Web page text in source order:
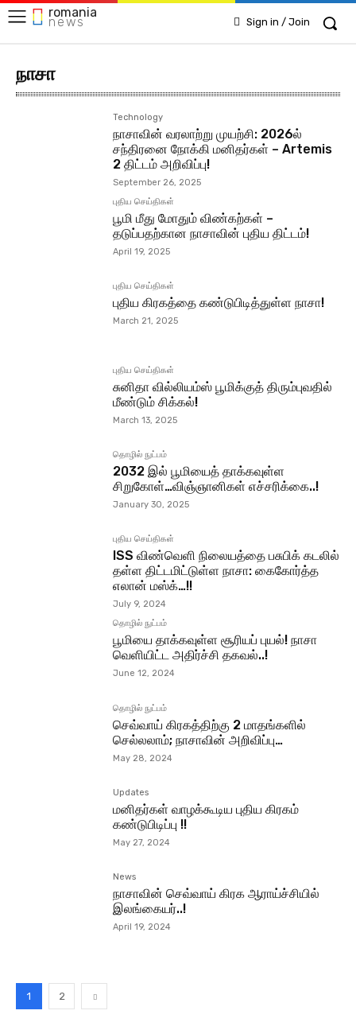
romania
news Sign in / Join
நாசா
Technology
நாசாவின் வரலாற்று முயற்சி: 2026ல்
சந்திரனை நோக்கி மனிதர்கள் – Artemis
2 திட்டம் அறிவிப்பு!
September 26, 2025
புதிய செய்திகள்
பூமி மீது மோதும் விண்கற்கள் –
தடுப்பதற்கான நாசாவின் புதிய திட்டம்!
April 19, 2025
புதிய செய்திகள்
புதிய கிரகத்தை கண்டுபிடித்துள்ள நாசா!
March 21, 2025
புதிய செய்திகள்
சுனிதா வில்லியம்ஸ் பூமிக்குத் திரும்புவதில்
மீண்டும் சிக்கல்!
March 13, 2025
தொழில் நுட்பம்
2032 இல் பூமியைத் தாக்கவுள்ள
சிறுகோள்…விஞ்ஞானிகள் எச்சரிக்கை..!
January 30, 2025
புதிய செய்திகள்
ISS விண்வெளி நிலையத்தை பசுபிக் கடலில்
தள்ள திட்டமிட்டுள்ள நாசா: கைகோர்த்த
எலான் மஸ்க்…!!
July 9, 2024
தொழில் நுட்பம்
பூமியை தாக்கவுள்ள சூரியப் புயல்! நாசா
வெளியிட்ட அதிர்ச்சி தகவல்..!
June 12, 2024
தொழில் நுட்பம்
செவ்வாய் கிரகத்திற்கு 2 மாதங்களில்
செல்லலாம்; நாசாவின் அறிவிப்பு…
May 28, 2024
Updates
மனிதர்கள் வாழக்கூடிய புதிய கிரகம்
கண்டுபிடிப்பு !!
May 27, 2024
News
நாசாவின் செவ்வாய் கிரக ஆராய்ச்சியில்
இலங்கையர்..!
April 19, 2024
1 2